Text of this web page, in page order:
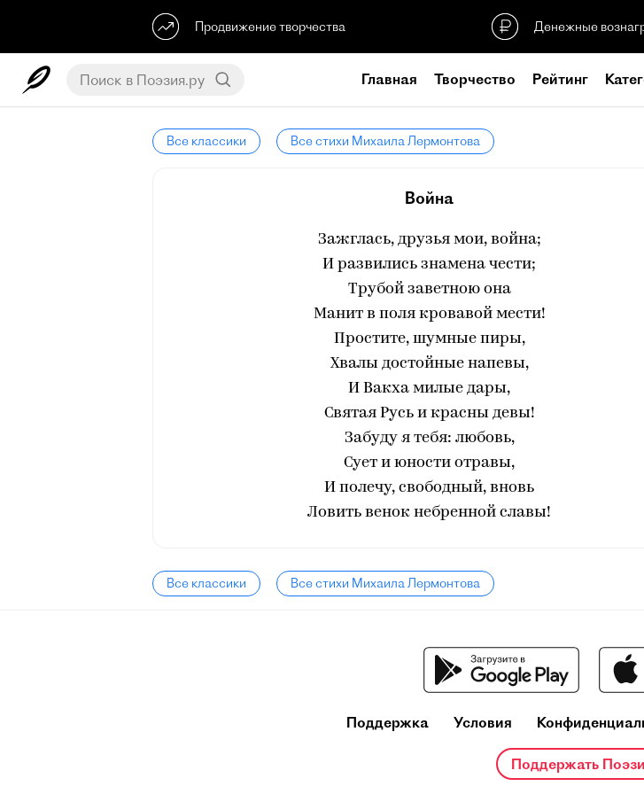
Продвижение творчества Денежные
Главная Творчество Рейтинг
Все классики Все стихи Михаила Лермонтова
Война
Зажглась, друзья мои, война;
И развились знамена чести;
Трубой заветною она
Манит в поля кровавой мести!
Простите, шумные пиры,
Хвалы достойные напевы,
И Вакха милые дары,
Святая Русь и красны девы!
Забуду я тебя: любовь,
Сует и юности отравы,
И полечу, свободный, вновь
Ловить венок небренной славы!
Все классики Все стихи Михаила Лермонтова
Поддержка Условия
Поддержать